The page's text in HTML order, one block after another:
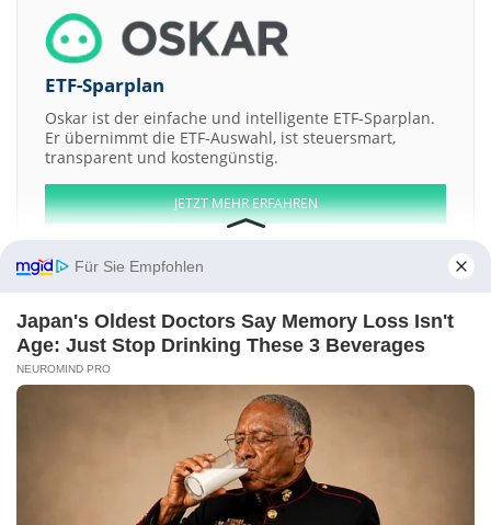
ETF-Sparplan
Oskar ist der einfache und intelligente ETF-Sparplan.
Er übernimmt die ETF-Auswahl, ist steuersmart,
transparent und kostengünstig.
JETZT MEHR ERFAHREN
Aktien ATX DAX EuroStoxx 50 Dow Jones NASDAQ 100 Nikkei 225
S&P 500
Weitere Aktien:
Allied Security Innovations
In House Group
Impressum-Werbung-Barrierefreiheit
Datenschutz-Disclaimer-AGB-Privatsphäre-Einstellungen
Für Sie Empfohlen
Japan's Oldest Doctors Say Memory Loss Isn't
Age: Just Stop Drinking These 3 Beverages
NEUROMIND PRO